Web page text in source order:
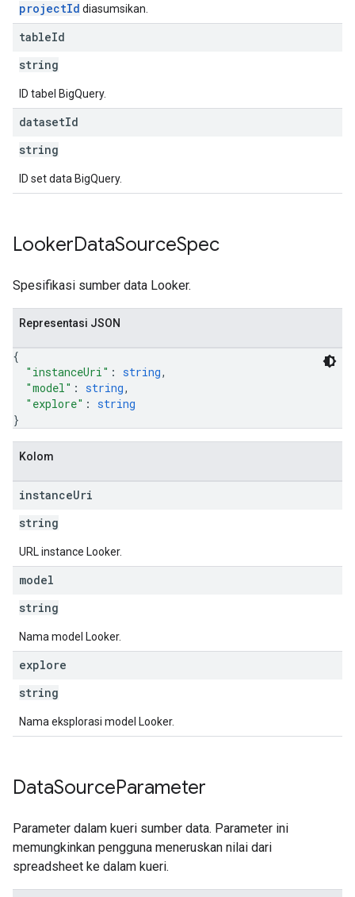
projectId diasumsikan.
tableId
string
ID tabel BigQuery.
datasetId
string
ID set data BigQuery.
LookerDataSourceSpec
Spesifikasi sumber data Looker.
Representasi JSON
{
"instanceUri" : string,
"model" : string,
"explore" : string
}
Kolom
instanceUri
string
URL instance Looker.
model
string
Nama model Looker.
explore
string
Nama eksplorasi model Looker.
DataSourceParameter
Parameter dalam kueri sumber data. Parameter ini
memungkinkan pengguna meneruskan nilai dari
spreadsheet ke dalam kueri.